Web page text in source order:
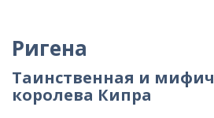
Ригена
Таинственная и
королева Кипра